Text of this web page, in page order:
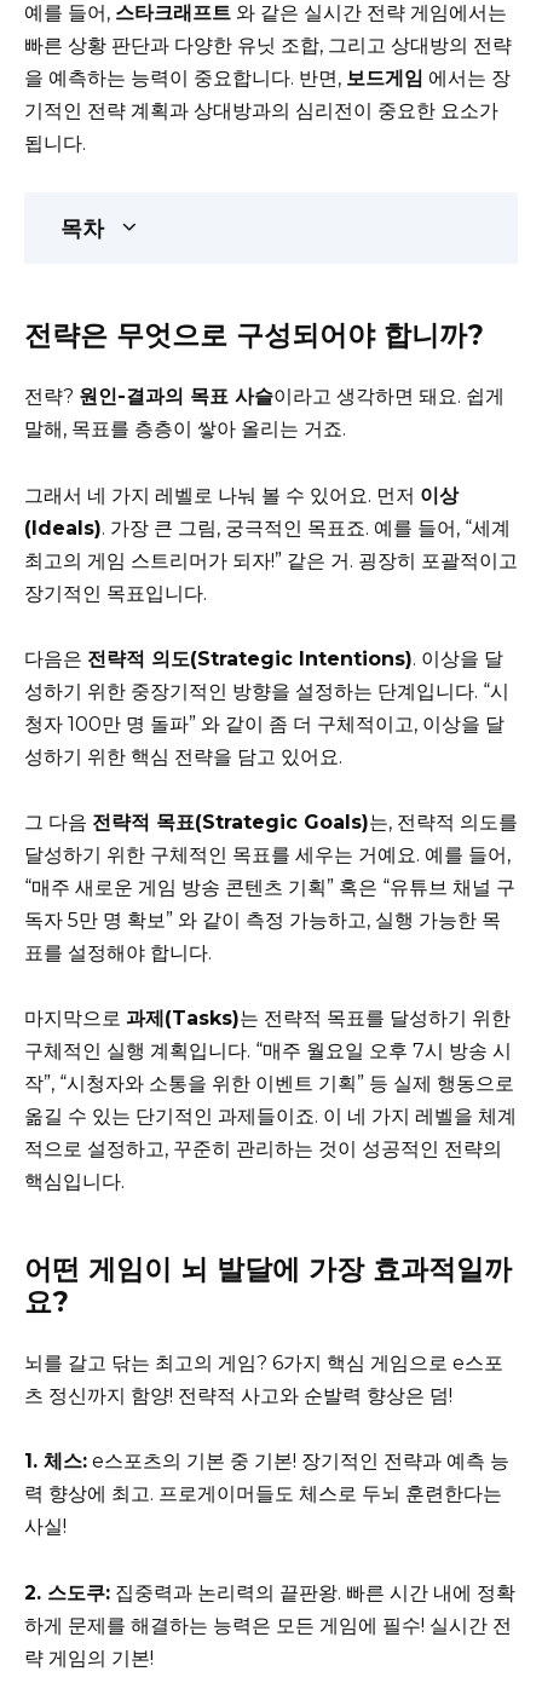
예를 들어, 스타크래프트 와 같은 실시간 전략 게임에서는
빠른 상황 판단과 다양한 유닛 조합, 그리고 상대방의 전략
을 예측하는 능력이 중요합니다. 반면, 보드게임 에서는 장
기적인 전략 계획과 상대방과의 심리전이 중요한 요소가
됩니다.
목차
전략은 무엇으로 구성되어야 합니까?
전략? 원인-결과의 목표 사슬이라고 생각하면 돼요. 쉽게
말해, 목표를 층층이 쌓아 올리는 거죠.
그래서 네 가지 레벨로 나눠 볼 수 있어요. 먼저 이상
(Ideals). 가장 큰 그림, 궁극적인 목표죠. 예를 들어, “세계
최고의 게임 스트리머가 되자!” 같은 거. 굉장히 포괄적이고
장기적인 목표입니다.
다음은 전략적 의도(Strategic Intentions). 이상을 달
성하기 위한 중장기적인 방향을 설정하는 단계입니다. “시
청자 100만 명 돌파” 와 같이 좀 더 구체적이고, 이상을 달
성하기 위한 핵심 전략을 담고 있어요.
그 다음 전략적 목표(Strategic Goals)는, 전략적 의도를
달성하기 위한 구체적인 목표를 세우는 거예요. 예를 들어,
“매주 새로운 게임 방송 콘텐츠 기획” 혹은 “유튜브 채널 구
독자 5만 명 확보” 와 같이 측정 가능하고, 실행 가능한 목
표를 설정해야 합니다.
마지막으로 과제(Tasks)는 전략적 목표를 달성하기 위한
구체적인 실행 계획입니다. “매주 월요일 오후 7시 방송 시
작”, “시청자와 소통을 위한 이벤트 기획” 등 실제 행동으로
옮길 수 있는 단기적인 과제들이죠. 이 네 가지 레벨을 체계
적으로 설정하고, 꾸준히 관리하는 것이 성공적인 전략의
핵심입니다.
어떤 게임이 뇌 발달에 가장 효과적일까
요?
뇌를 갈고 닦는 최고의 게임? 6가지 핵심 게임으로 e스포
츠 정신까지 함양! 전략적 사고와 순발력 향상은 덤!
1. 체스: e스포츠의 기본 중 기본! 장기적인 전략과 예측 능
력 향상에 최고. 프로게이머들도 체스로 두뇌 훈련한다는
사실!
2. 스도쿠: 집중력과 논리력의 끝판왕. 빠른 시간 내에 정확
하게 문제를 해결하는 능력은 모든 게임에 필수! 실시간 전
략 게임의 기본!